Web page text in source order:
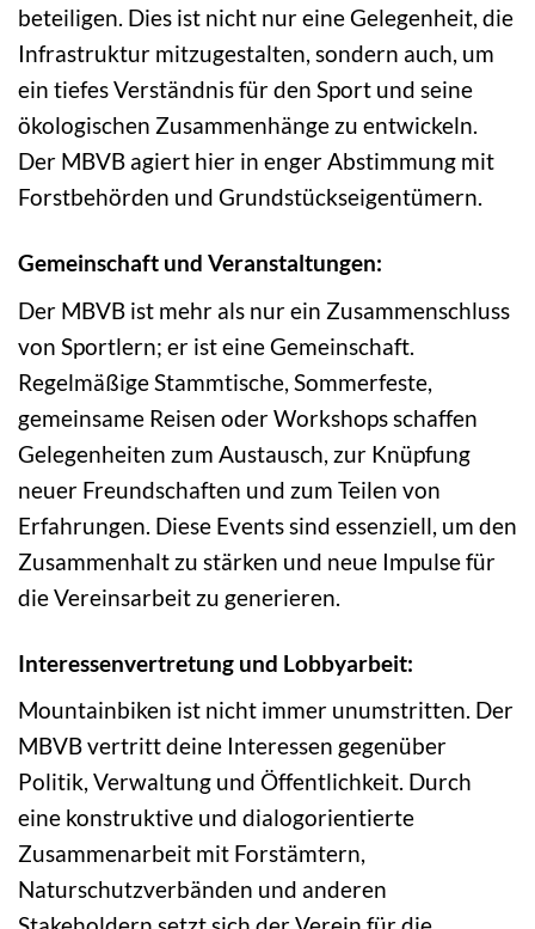
beteiligen. Dies ist nicht nur eine Gelegenheit, die
Infrastruktur mitzugestalten, sondern auch, um
ein tiefes Verständnis für den Sport und seine
ökologischen Zusammenhänge zu entwickeln.
Der MBVB agiert hier in enger Abstimmung mit
Forstbehörden und Grundstückseigentümern.
Gemeinschaft und Veranstaltungen:
Der MBVB ist mehr als nur ein Zusammenschluss
von Sportlern; er ist eine Gemeinschaft.
Regelmäßige Stammtische, Sommerfeste,
gemeinsame Reisen oder Workshops schaffen
Gelegenheiten zum Austausch, zur Knüpfung
neuer Freundschaften und zum Teilen von
Erfahrungen. Diese Events sind essenziell, um den
Zusammenhalt zu stärken und neue Impulse für
die Vereinsarbeit zu generieren.
Interessenvertretung und Lobbyarbeit:
Mountainbiken ist nicht immer unumstritten. Der
MBVB vertritt deine Interessen gegenüber
Politik, Verwaltung und Öffentlichkeit. Durch
eine konstruktive und dialogorientierte
Zusammenarbeit mit Forstämtern,
Naturschutzverbänden und anderen